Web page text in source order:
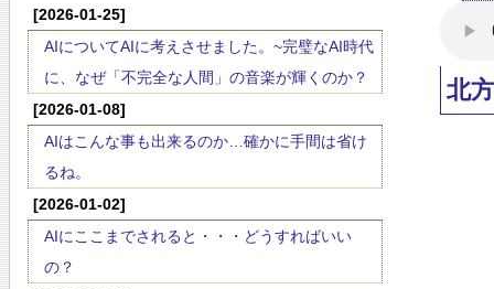
[2026-01-25]
AIについてAIに考えさせました。~完璧なAI時代
に、なぜ「不完全な人間」の音楽が輝くのか？
[2026-01-08]
AIはこんな事も出来るのか…確かに手間は省け
るね。
[2026-01-02]
AIにここまでされると・・・どうすればいい
の？
北